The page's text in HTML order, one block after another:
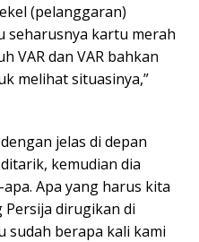
(pelanggaran)
seharusnya kartu merah
VAR dan VAR bahkan
melihat situasinya,”
jelas di depan
kemudian dia
Apa yang harus kita
Persija dirugikan di
sudah berapa kali kami